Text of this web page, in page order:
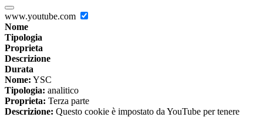
www.youtube.com
Nome
Tipologia
Proprieta
Descrizione
Durata
Nome: YSC
Tipologia: analitico
Proprieta: Terza parte
Descrizione: Questo cookie è impostato da YouTube per tenere